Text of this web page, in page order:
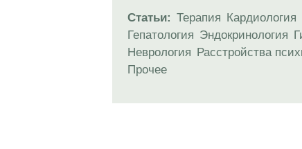
Статьи: Терапия Кардиология
Гепатология Эндокринология
Неврология Расстройства
Прочее